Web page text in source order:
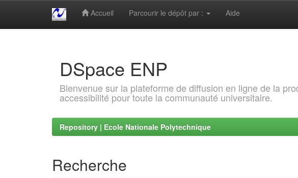
Accueil Parcourir le dépôt par : Aide
DSpace ENP
Bienvenue sur la plateforme de diffusion en ligne de la
accessibilité pour toute la communauté universitaire.
Repository | Ecole Nationale Polytechnique
Recherche